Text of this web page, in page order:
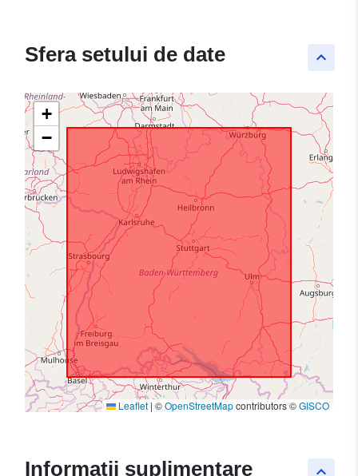
keyboard_arrow_up
Sfera setului de date
+
−
Leaflet | ©OpenStreetMapcontributors ©GISCO
keyboard_arrow_up
Informații suplimentare